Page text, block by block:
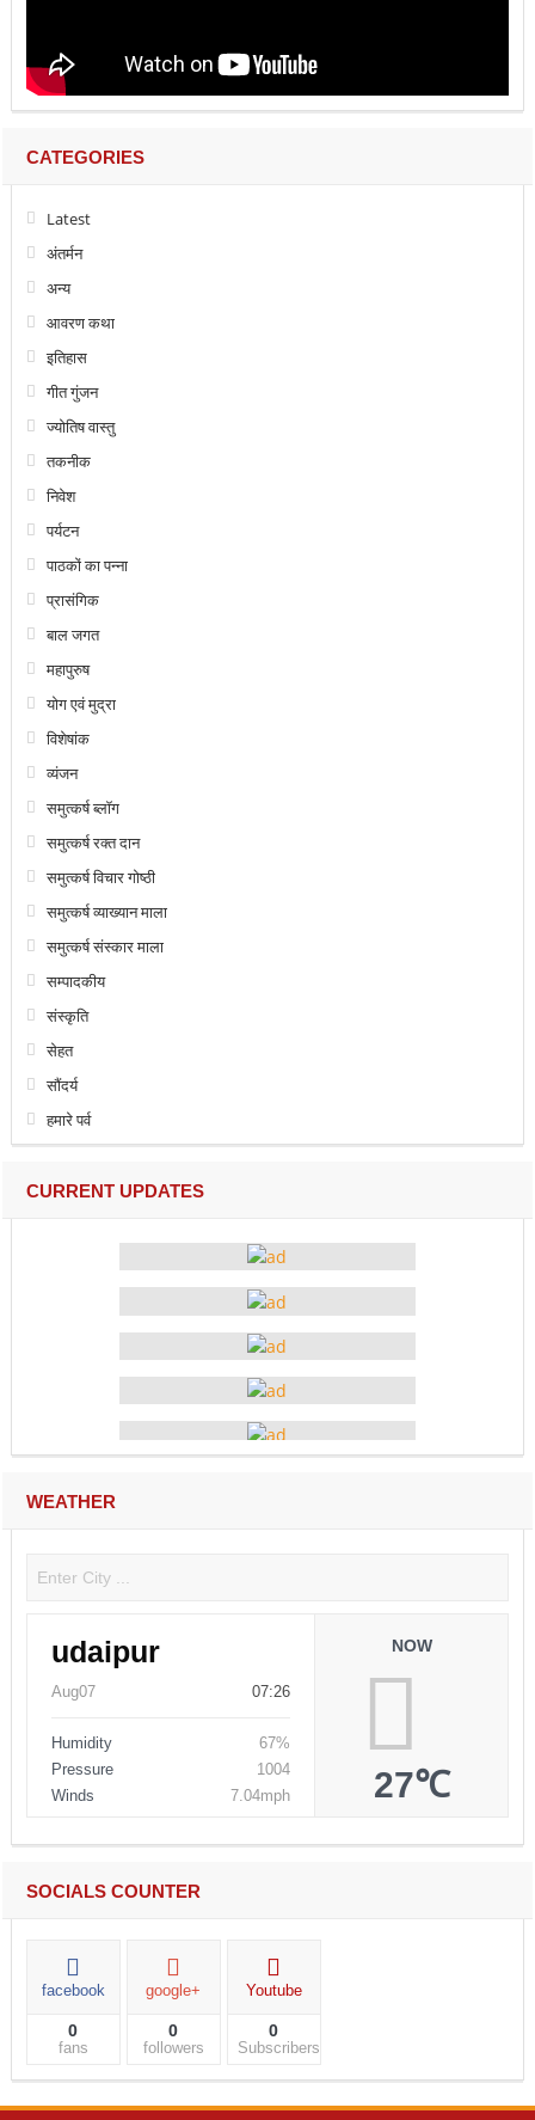
CATEGORIES
Latest
अंतर्मन
अन्य
आवरण कथा
इतिहास
गीत गुंजन
ज्योतिष वास्तु
तकनीक
निवेश
पर्यटन
पाठकों का पन्ना
प्रासंगिक
बाल जगत
महापुरुष
योग एवं मुद्रा
विशेषांक
व्यंजन
समुत्कर्ष ब्लॉग
समुत्कर्ष रक्त दान
समुत्कर्ष विचार गोष्ठी
समुत्कर्ष व्याख्यान माला
समुत्कर्ष संस्कार माला
सम्पादकीय
संस्कृति
सेहत
सौंदर्य
हमारे पर्व
CURRENT UPDATES
WEATHER
udaipur
Aug07 07:26
Humidity
67%
Pressure
1004
Winds
7.04mph
NOW
27℃
SOCIALS COUNTER
facebook
0
fans
google+
0
followers
Youtube
0
Subscribers